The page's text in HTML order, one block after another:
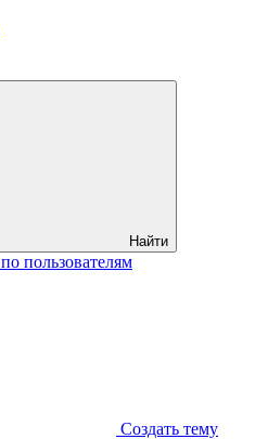
Найти
по пользователям
Создать тему